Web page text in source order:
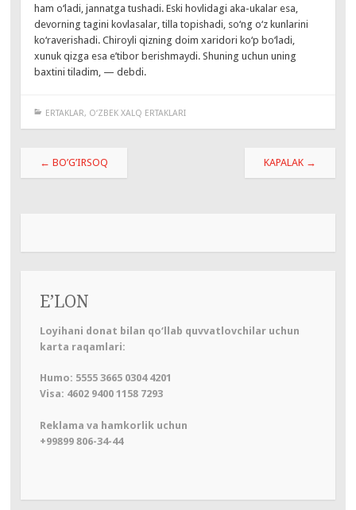
ham o‘ladi, jannatga tushadi. Eski hovlidagi aka-ukalar esa,
devorning tagini kovlasalar, tilla topishadi, so‘ng o‘z kunlarini
ko‘raverishadi. Chiroyli qizning doim xaridori ko‘p bo‘ladi,
xunuk qizga esa e’tibor berishmaydi. Shuning uchun uning
baxtini tiladim, — debdi.
ERTAKLAR, O‘ZBEK XALQ ERTAKLARI
Навигация
по
← BO’G’IRSOQ KAPALAK →
E’LON
Loyihani donat bilan qo‘llab quvvatlovchilar uchun
karta raqamlari:
Humo: 5555 3665 0304 4201
Visa: 4602 9400 1158 7293
Reklama va hamkorlik uchun
+99899 806-34-44